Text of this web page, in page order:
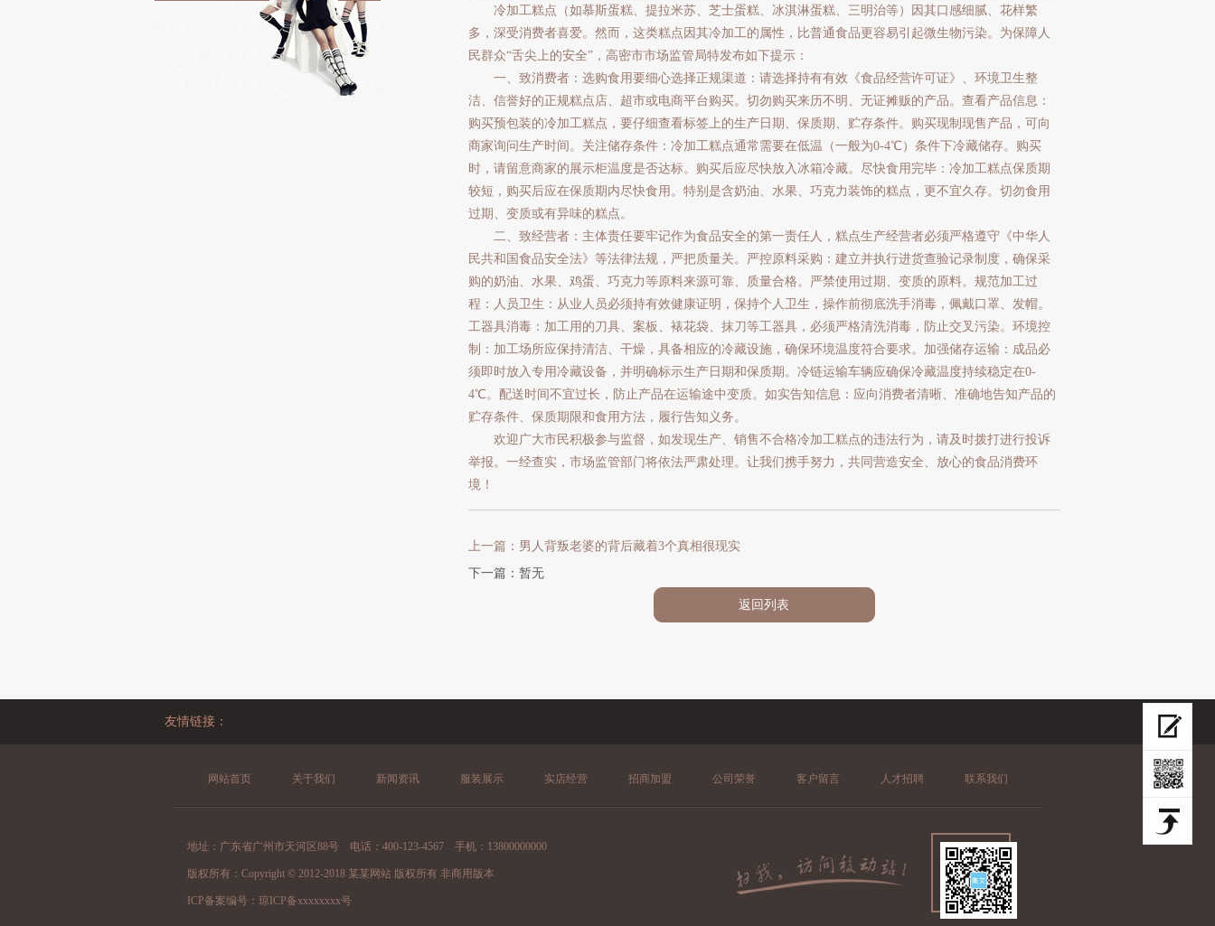
冷加工糕点（如慕斯蛋糕、提拉米苏、芝士蛋糕、冰淇淋蛋糕、三明治等）因其口感细腻、花样繁
多，深受消费者喜爱。然而，这类糕点因其冷加工的属性，比普通食品更容易引起微生物污染。为保障人
民群众“舌尖上的安全”，高密市市场监管局特发布如下提示：
一、致消费者：选购食用要细心选择正规渠道：请选择持有有效《食品经营许可证》、环境卫生整
洁、信誉好的正规糕点店、超市或电商平台购买。切勿购买来历不明、无证摊贩的产品。查看产品信息：
购买预包装的冷加工糕点，要仔细查看标签上的生产日期、保质期、贮存条件。购买现制现售产品，可向
商家询问生产时间。关注储存条件：冷加工糕点通常需要在低温（一般为0-4℃）条件下冷藏储存。购买
时，请留意商家的展示柜温度是否达标。购买后应尽快放入冰箱冷藏。尽快食用完毕：冷加工糕点保质期
较短，购买后应在保质期内尽快食用。特别是含奶油、水果、巧克力装饰的糕点，更不宜久存。切勿食用
过期、变质或有异味的糕点。
二、致经营者：主体责任要牢记作为食品安全的第一责任人，糕点生产经营者必须严格遵守《中华人
民共和国食品安全法》等法律法规，严把质量关。严控原料采购：建立并执行进货查验记录制度，确保采
购的奶油、水果、鸡蛋、巧克力等原料来源可靠、质量合格。严禁使用过期、变质的原料。规范加工过
程：人员卫生：从业人员必须持有效健康证明，保持个人卫生，操作前彻底洗手消毒，佩戴口罩、发帽。
工器具消毒：加工用的刀具、案板、裱花袋、抹刀等工器具，必须严格清洗消毒，防止交叉污染。环境控
制：加工场所应保持清洁、干燥，具备相应的冷藏设施，确保环境温度符合要求。加强储存运输：成品必
须即时放入专用冷藏设备，并明确标示生产日期和保质期。冷链运输车辆应确保冷藏温度持续稳定在0-
4℃。配送时间不宜过长，防止产品在运输途中变质。如实告知信息：应向消费者清晰、准确地告知产品的
贮存条件、保质期限和食用方法，履行告知义务。
欢迎广大市民积极参与监督，如发现生产、销售不合格冷加工糕点的违法行为，请及时拨打进行投诉
举报。一经查实，市场监管部门将依法严肃处理。让我们携手努力，共同营造安全、放心的食品消费环
境！
上一篇：男人背叛老婆的背后藏着3个真相很现实
下一篇：暂无
返回列表
友情链接：
网站首页 关于我们 新闻资讯 服装展示 实店经营 招商加盟 公司荣誉 客户留言 人才招聘 联系我们
地址：广东省广州市天河区88号 电话：400-123-4567 手机：13800000000
版权所有：Copyright © 2012-2018 某某网站 版权所有 非商用版本
ICP备案编号： 琼ICP备xxxxxxxx号